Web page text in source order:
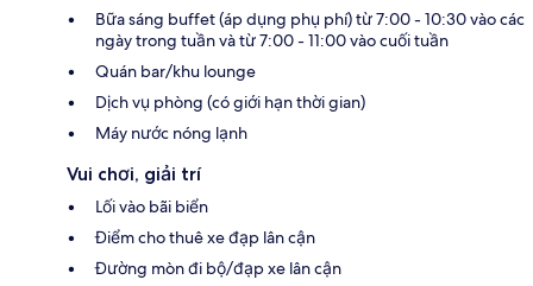
Bữa sáng buffet (áp dụng phụ phí) từ 7:00 - 10:30 vào các
ngày trong tuần và từ 7:00 - 11:00 vào cuối tuần
Quán bar/khu lounge
Dịch vụ phòng (có giới hạn thời gian)
Máy nước nóng lạnh
Vui chơi, giải trí
Lối vào bãi biển
Điểm cho thuê xe đạp lân cận
Đường mòn đi bộ/đạp xe lân cận